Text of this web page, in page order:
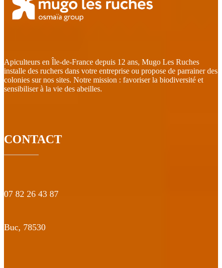
Apiculteurs en Île-de-France depuis 12 ans, Mugo Les Ruches
installe des ruchers dans votre entreprise ou propose de parrainer des
colonies sur nos sites. Notre mission : favoriser la biodiversité et
sensibiliser à la vie des abeilles.
CONTACT
07 82 26 43 87
Buc, 78530